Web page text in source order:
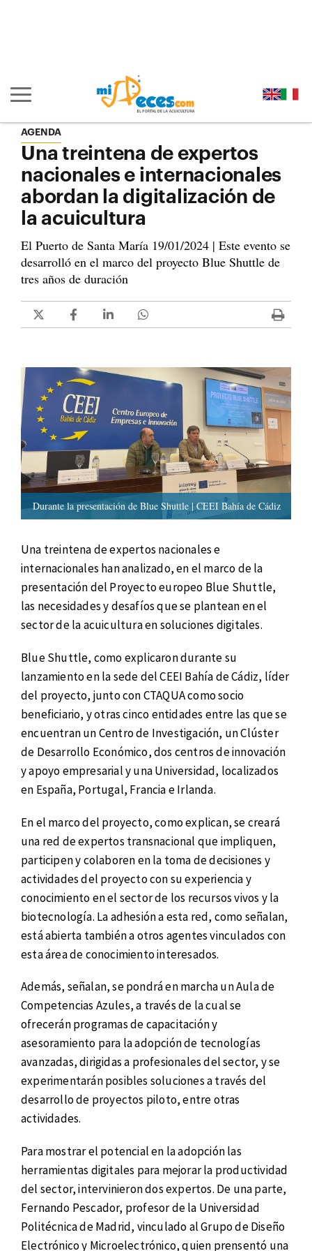
Mostrar/ocultar navegación principal
AGENDA
Una treintena de expertos
nacionales e internacionales
abordan la digitalización de
la acuicultura
El Puerto de Santa María 19/01/2024 | Este evento se
desarrolló en el marco del proyecto Blue Shuttle de
tres años de duración
Durante la presentación de Blue Shuttle | CEEI Bahía de Cádiz
Una treintena de expertos nacionales e
internacionales han analizado, en el marco de la
presentación del Proyecto europeo Blue Shuttle,
las necesidades y desafíos que se plantean en el
sector de la acuicultura en soluciones digitales.
Blue Shuttle, como explicaron durante su
lanzamiento en la sede del CEEI Bahía de Cádiz, líder
del proyecto, junto con CTAQUA como socio
beneficiario, y otras cinco entidades entre las que se
encuentran un Centro de Investigación, un Clúster
de Desarrollo Económico, dos centros de innovación
y apoyo empresarial y una Universidad, localizados
en España, Portugal, Francia e Irlanda.
En el marco del proyecto, como explican, se creará
una red de expertos transnacional que impliquen,
participen y colaboren en la toma de decisiones y
actividades del proyecto con su experiencia y
conocimiento en el sector de los recursos vivos y la
biotecnología. La adhesión a esta red, como señalan,
está abierta también a otros agentes vinculados con
esta área de conocimiento interesados.
Además, señalan, se pondrá en marcha un Aula de
Competencias Azules, a través de la cual se
ofrecerán programas de capacitación y
asesoramiento para la adopción de tecnologías
avanzadas, dirigidas a profesionales del sector, y se
experimentarán posibles soluciones a través del
desarrollo de proyectos piloto, entre otras
actividades.
Para mostrar el potencial en la adopción las
herramientas digitales para mejorar la productividad
del sector, intervinieron dos expertos. De una parte,
Fernando Pescador, profesor de la Universidad
Politécnica de Madrid, vinculado al Grupo de Diseño
Electrónico y Microelectrónico, quien prensentó una